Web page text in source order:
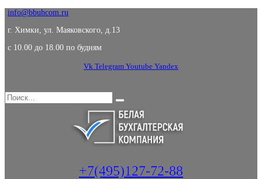
info@bbuhcom.ru
г. Химки, ул. Маяковского, д.13
c 10.00 до 18.00 по будням
Vk Telegram Youtube Yandex
+7(495)127-72-88